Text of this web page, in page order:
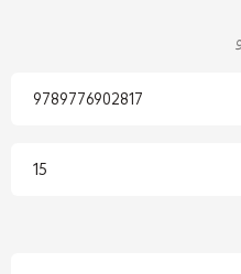
9789776902817